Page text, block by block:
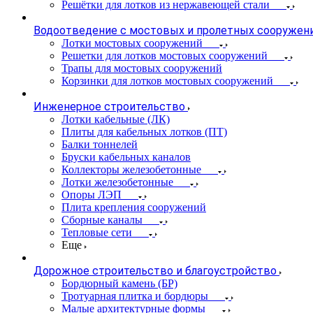
Решётки для лотков из нержавеющей стали
Водоотведение с мостовых и пролетных
Лотки мостовых сооружений
Решетки для лотков мостовых сооружений
Трапы для мостовых сооружений
Корзинки для лотков мостовых сооружений
Инженерное строительство
Лотки кабельные (ЛК)
Плиты для кабельных лотков (ПТ)
Балки тоннелей
Бруски кабельных каналов
Коллекторы железобетонные
Лотки железобетонные
Опоры ЛЭП
Плита крепления сооружений
Сборные каналы
Тепловые сети
Еще
Дорожное строительство и благоустройство
Бордюрный камень (БР)
Тротуарная плитка и бордюры
Малые архитектурные формы